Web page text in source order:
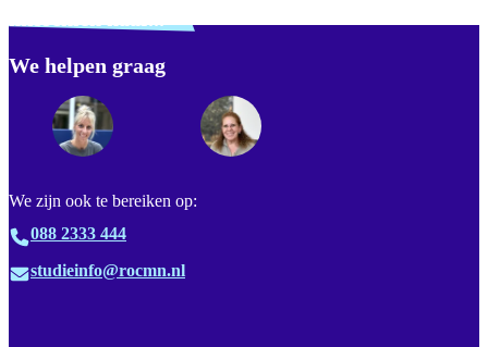
We helpen graag
We zijn ook te bereiken op:
088 2333 444
studieinfo@rocmn.nl
Footer